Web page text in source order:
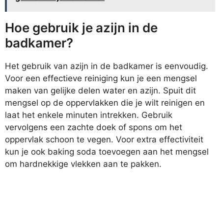
Hoe gebruik je azijn in de
badkamer?
Het gebruik van azijn in de badkamer is eenvoudig.
Voor een effectieve reiniging kun je een mengsel
maken van gelijke delen water en azijn. Spuit dit
mengsel op de oppervlakken die je wilt reinigen en
laat het enkele minuten intrekken. Gebruik
vervolgens een zachte doek of spons om het
oppervlak schoon te vegen. Voor extra effectiviteit
kun je ook baking soda toevoegen aan het mengsel
om hardnekkige vlekken aan te pakken.